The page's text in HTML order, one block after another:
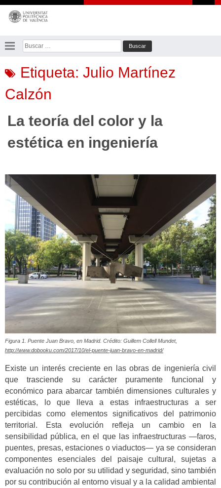
Saltar
contenido
Buscar:
Etiqueta: Julio Martínez
Calzón
La teoría del color y la
estética en ingeniería
Figura 1. Puente Juan Bravo, en Madrid. Crédito: Guillem Collell Mundet,
http://www.dobooku.com/2017/10/el-puente-juan-bravo-en-madrid/
Existe un interés creciente en las obras de ingeniería civil
que trasciende su carácter puramente funcional y
económico para abarcar también dimensiones culturales y
estéticas, lo que lleva a estas infraestructuras a ser
percibidas como elementos significativos del patrimonio
territorial. Esta evolución refleja un cambio en la
sensibilidad pública, en el que las infraestructuras —faros,
puentes, presas, estaciones o viaductos— ya se consideran
componentes esenciales del paisaje cultural, sujetas a
evaluación no solo por su utilidad y seguridad, sino también
por su contribución al entorno visual y a la calidad ambiental